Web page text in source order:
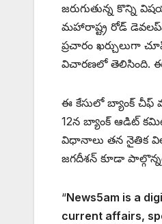
జరుగుతున్న కొన్ని
మహారాష్ట్ర రోడ్
ప్రచారం ఖర్చులుగా
విచారణలో తెలిసింది.
ఈ కేసులో బ్యాంక్ చీఫ్
12న బ్యాంక్ ఆడిట్
విధానాలు తన నైతిక
జగదీశన్ కూడా
“News5am is a
current affairs,